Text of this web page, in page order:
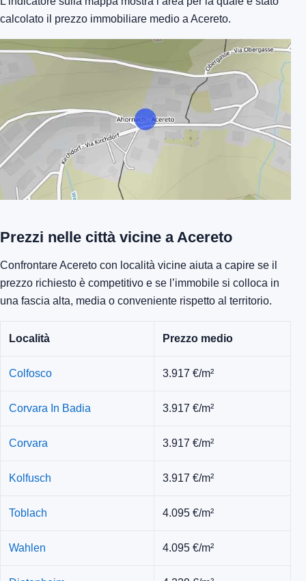
calcolato il prezzo immobiliare medio a Acereto.
Prezzi nelle città vicine a Acereto
Confrontare Acereto con località vicine aiuta a capire se il
prezzo richiesto è competitivo e se l’immobile si colloca in
una fascia alta, media o conveniente rispetto al territorio.
Località Prezzo medio
Colfosco 3.917 €/m²
Corvara In Badia 3.917 €/m²
Corvara 3.917 €/m²
Kolfusch 3.917 €/m²
Toblach 4.095 €/m²
Wahlen 4.095 €/m²